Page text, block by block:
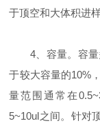
于顶空和大体积进
4、容量。容量
于较大容量的10%
量范围通常在
5~10ul之间。针对